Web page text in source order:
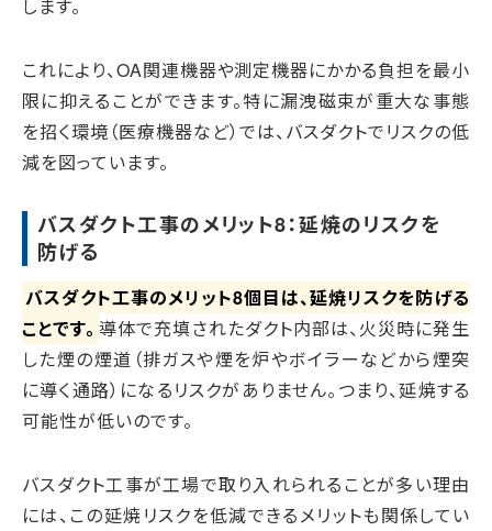
します。
これにより、OA関連機器や測定機器にかかる負担を最小
限に抑えることができます。特に漏洩磁束が重大な事態
を招く環境（医療機器など）では、バスダクトでリスクの低
減を図っています。
バスダクト工事のメリット8：延焼のリスクを
防げる
バスダクト工事のメリット8個目は、延焼リスクを防げる
ことです。 導体で充填されたダクト内部は、火災時に発生
した煙の煙道（排ガスや煙を炉やボイラーなどから煙突
に導く通路）になるリスクがありません。つまり、延焼する
可能性が低いのです。
バスダクト工事が工場で取り入れられることが多い理由
には、この延焼リスクを低減できるメリットも関係してい